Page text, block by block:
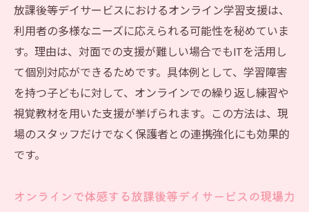
放課後等デイサービスにおけるオンライン学習支援は、
利用者の多様なニーズに応えられる可能性を秘めていま
す。理由は、対面での支援が難しい場合でもITを活用し
て個別対応ができるためです。具体例として、学習障害
を持つ子どもに対して、オンラインでの繰り返し練習や
視覚教材を用いた支援が挙げられます。この方法は、現
場のスタッフだけでなく保護者との連携強化にも効果的
です。
オンラインで体感する放課後等デイサービスの現場力